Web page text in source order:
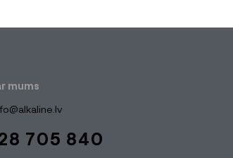
mums
705 840